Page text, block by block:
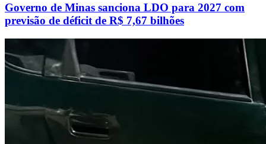
Governo de Minas sanciona LDO para 2027 com
previsão de déficit de R$ 7,67 bilhões